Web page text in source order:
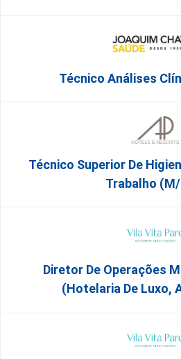
Técnico Análises
Técnico Superior De
Trabalho
Diretor De Operações
(Hotelaria De Luxo,